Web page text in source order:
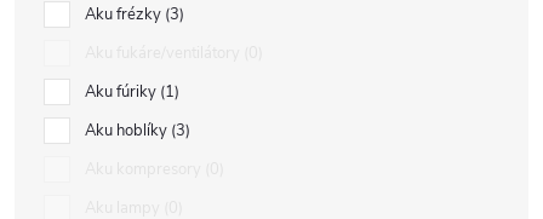
Aku frézky 3
Aku fúriky 1
Aku hoblíky 3